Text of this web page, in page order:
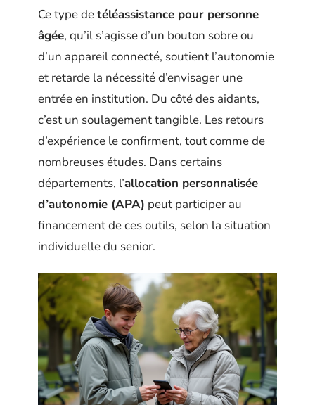
Ce type detéléassistance pour personne
âgée, qu’il s’agisse d’un bouton sobre ou
d’un appareil connecté, soutient l’autonomie
et retarde la nécessité d’envisager une
entrée en institution. Du côté des aidants,
c’est un soulagement tangible. Les retours
d’expérience le confirment, tout comme de
nombreuses études. Dans certains
départements, l’allocation personnalisée
d’autonomie (APA) peut participer au
financement de ces outils, selon la situation
individuelle du senior.